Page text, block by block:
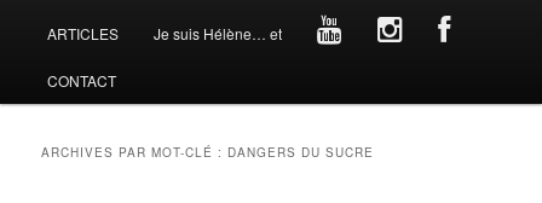
ARTICLES Je suis Hélène… et
CONTACT
ARCHIVES PAR MOT-CLÉ : DANGERS DU SUCRE